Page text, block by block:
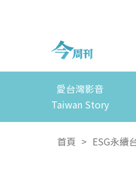
愛台灣影音
Taiwan Story
首頁 > ESG永續